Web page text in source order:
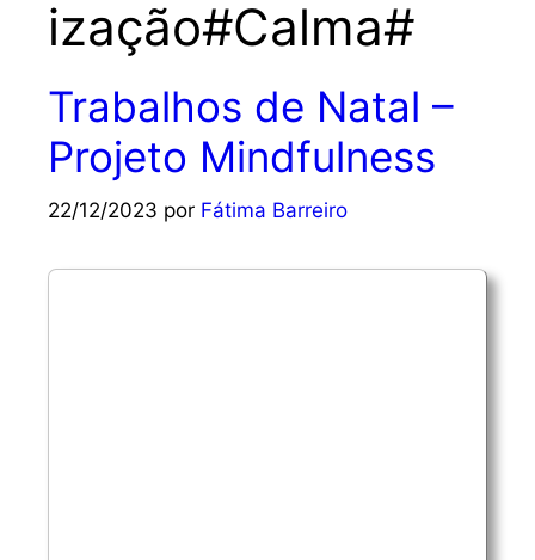
ização#Calma#
Trabalhos de Natal –
Projeto Mindfulness
22/12/2023 por Fátima Barreiro